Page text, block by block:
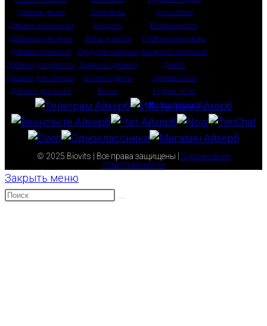
Добавки детям
Добавки женщинам
Добавки мужчинам
Добавки пожилым
Добавки для красоты
Добавки для энергии
Добавки для мозга
Минералы
Кислоты
Жиры и масла
Продукты питания
Травяные добавки
Антиоксиданты
Белки
Долголетие
Беременность
Профилактика рака
Защита от патогенов
Диабет
Здоровый сон
Худеем легко
❤ Наш магазин
© 2025 Biovits | Все права защищены |
Ограничение
ответственности
Закрыть меню